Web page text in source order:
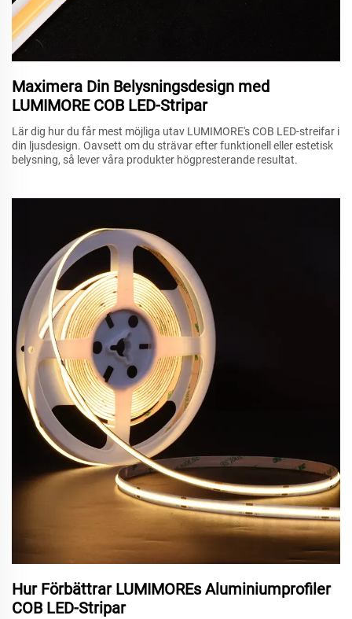
Maximera Din Belysningsdesign med
LUMIMORE COB LED-Stripar
Lär dig hur du får mest möjliga utav LUMIMORE's COB LED-streifar i
din ljusdesign. Oavsett om du strävar efter funktionell eller estetisk
belysning, så lever våra produkter högpresterande resultat.
Hur Förbättrar LUMIMOREs Aluminiumprofiler
COB LED-Stripar